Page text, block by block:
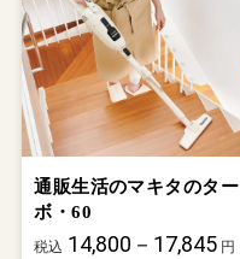
通販生活のマキタのター
ボ・60
税込 14,800－17,845 円